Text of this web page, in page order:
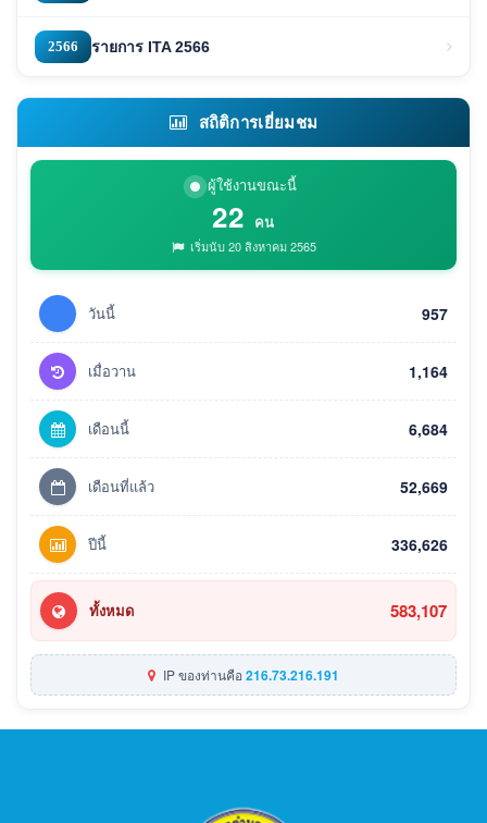
2566 รายการ ITA 2566
สถิติการเยี่ยมชม
ผู้ใช้งานขณะนี้
22 คน
เริ่มนับ 20 สิงหาคม 2565
วันนี้ 957
เมื่อวาน 1,164
เดือนนี้ 6,684
เดือนที่แล้ว 52,669
ปีนี้ 336,626
ทั้งหมด 583,107
IP ของท่านคือ216.73.216.191